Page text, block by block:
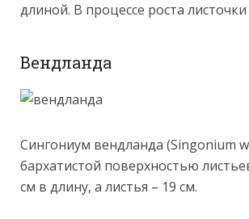
длиной. В процессе роста
Вендланда
Сингониум вендланда (Singonium
бархатистой поверхностью
см в длину, а листья – 19 см.